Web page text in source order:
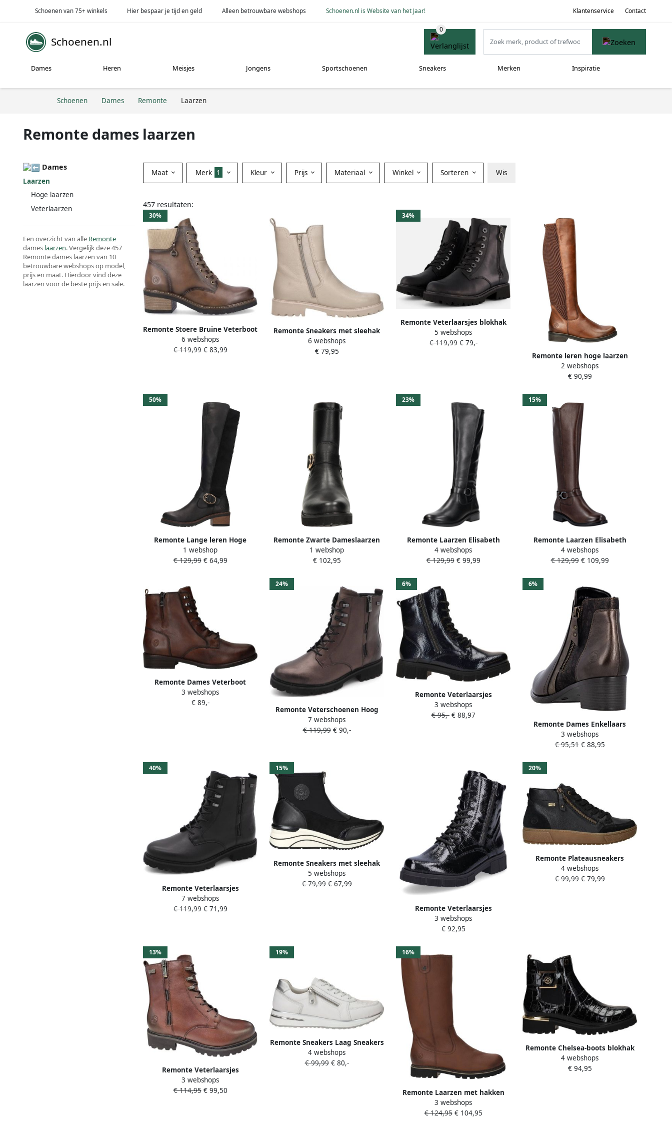
Schoenen van 75+ winkels Hier bespaar je tijd en geld Alleen betrouwbare webshops Schoenen.nl is Website van het Jaar! Klantenservice Contact
Schoenen.nl
Dames Heren Meisjes Jongens Sportschoenen Sneakers Merken Inspiratie
Schoenen Dames Remonte Laarzen
Remonte dames laarzen
Dames
Laarzen
Hoge laarzen
Veterlaarzen
Een overzicht van alle Remonte
dames laarzen. Vergelijk deze 457
Remonte dames laarzen van 10
betrouwbare webshops op model,
prijs en maat. Hierdoor vind deze
laarzen voor de beste prijs en sale.
Maat Merk 1 Kleur Prijs Materiaal Winkel Sorteren Wis
457 resultaten:
30%
Remonte Stoere Bruine Veterboot
voor Dames Brown Dames
6 webshops
€ 119,99€ 83,99
Remonte Sneakers met sleehak
Casual-boots enkellaars
plateauboots met Lite´n Soft-
6 webshops
€ 79,95
34%
Remonte Veterlaarsjes blokhak
laarsjes veterschoenen flats in
used look
5 webshops
€ 119,99€ 79,-
Remonte leren hoge laarzen
zwart
2 webshops
€ 90,99
50%
Remonte Lange leren Hoge
Laarzen met comfortabele
pasvorm Black Dames
1 webshop
€ 129,99€ 64,99
Remonte Zwarte Dameslaarzen
voor Diverse Activiteiten
1 webshop
€ 102,95
23%
Remonte Laarzen Elisabeth
Hurley-Collection Lange laars
klassieke laars met binnenrits
4 webshops
€ 129,99€ 99,99
15%
Remonte Laarzen Elisabeth
Hurley-Collection Lange laars
klassieke laars met binnenrits
4 webshops
€ 129,99€ 109,99
Remonte Dames Veterboot
D0F82-22 Bruin
3 webshops
€ 89,-
24%
Remonte Veterschoenen Hoog
Veterschoenen Hoog Brons
7 webshops
€ 119,99€ 90,-
6%
Remonte Veterlaarsjes
Veterboots enkellaarsjes
profielzool met glitter-veters
3 webshops
€ 95,-€ 88,97
6%
Remonte Dames Enkellaars
R5172-90 Brons Metallic
3 webshops
€ 95,51€ 88,95
40%
Remonte Veterlaarsjes
Veterboots enkellaarsjes met
waterafstotend TEX-membraan
7 webshops
€ 119,99€ 71,99
15%
Remonte Sneakers met sleehak
Casual-boots enkellaars
plateauboots met Lite´n Soft-
5 webshops
€ 79,99€ 67,99
Remonte Veterlaarsjes
Veterboots enkellaarsjes
profielzool met glitter-veters
3 webshops
€ 92,95
20%
Remonte Plateausneakers
Veterboots enkellaarsjes met
waterafstotend TEX-membraan
4 webshops
€ 99,99€ 79,99
13%
Remonte Veterlaarsjes
Veterboots enkellaarsjes met
waterafstotend TEX-membraan
3 webshops
€ 114,95€ 99,50
19%
Remonte Sneakers Laag Sneakers
Laag Wit
4 webshops
€ 99,99€ 80,-
16%
Remonte Laarzen met hakken
D8485
3 webshops
€ 124,95€ 104,95
Remonte Chelsea-boots blokhak
laarzen enkellaars met
praktische binnenrits
4 webshops
€ 94,95